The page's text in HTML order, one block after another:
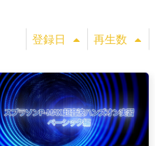
登録日 再生数